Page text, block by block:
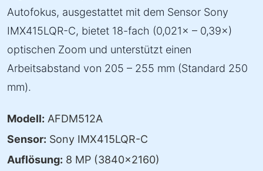
Autofokus, ausgestattet mit dem Sensor Sony
IMX415LQR-C, bietet 18-fach (0,021× – 0,39×)
optischen Zoom und unterstützt einen
Arbeitsabstand von 205 – 255 mm (Standard 250
mm).
Modell: AFDM512A
Sensor: Sony IMX415LQR-C
Auflösung: 8 MP (3840×2160)